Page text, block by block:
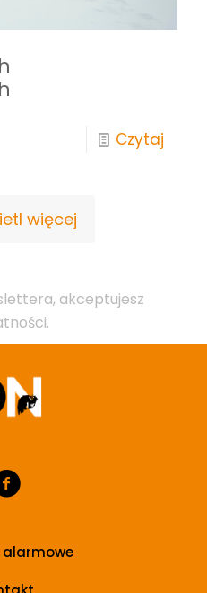
Czytaj
więcej
akceptujesz
alarmowe